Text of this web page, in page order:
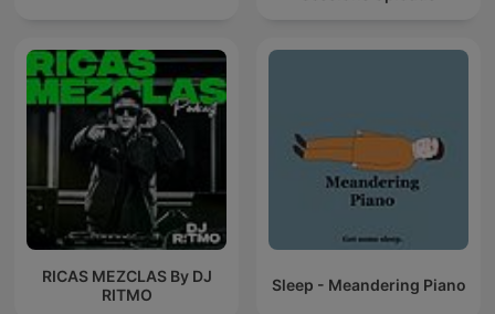
RICAS MEZCLAS By DJ
RITMO
Sleep - Meandering Piano